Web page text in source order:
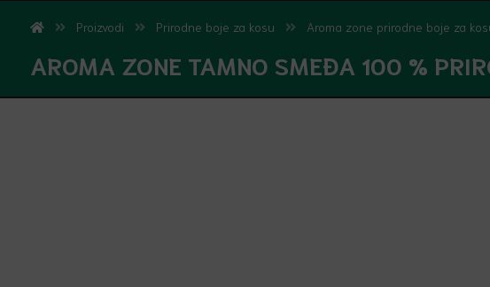
Proizvodi Prirodne boje za kosu Aroma zone prirodne boje za
AROMA ZONE TAMNO SMEĐA 100 %